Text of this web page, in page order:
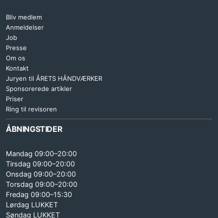
Bliv medlem
Anmeldelser
Job
Presse
Om os
Kontakt
Juryen til ÅRETS HÅNDVÆRKER
Sponsorerede artikler
Priser
Ring til revisoren
ÅBNINGSTIDER
Mandag 09:00–20:00
Tirsdag 09:00–20:00
Onsdag 09:00–20:00
Torsdag 09:00–20:00
Fredag 09:00–15:30
Lørdag LUKKET
Søndag LUKKET